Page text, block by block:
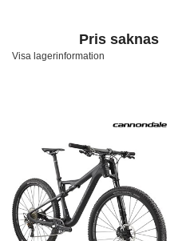
Pris saknas
Visa lagerinformation